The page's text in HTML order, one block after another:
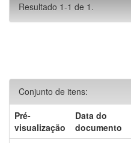
Resultado 1-1 de 1.
Conjunto de itens:
Pré-
visualização
Data do
documento